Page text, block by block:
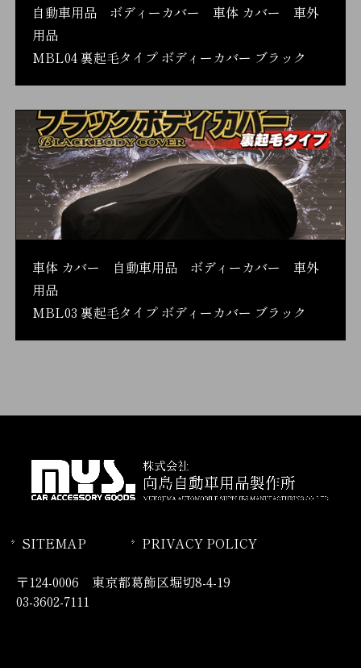
自動車用品 ボディーカバー 車体 カバー 車外
用品
MBL04 裏起毛タイプ ボディーカバー ブラック
車体 カバー 自動車用品 ボディーカバー 車外
用品
MBL03 裏起毛タイプ ボディーカバー ブラック
SITEMAP PRIVACY POLICY
〒124-0006 東京都葛飾区堀切8-4-19
03-3602-7111